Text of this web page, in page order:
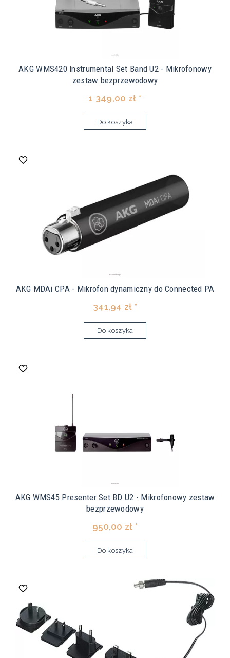
AKG WMS420 Instrumental Set Band U2 - Mikrofonowy
zestaw bezprzewodowy
1 349,00 zł *
Do koszyka
AKG MDAi CPA - Mikrofon dynamiczny do Connected PA
341,94 zł *
Do koszyka
AKG WMS45 Presenter Set BD U2 - Mikrofonowy zestaw
bezprzewodowy
950,00 zł *
Do koszyka